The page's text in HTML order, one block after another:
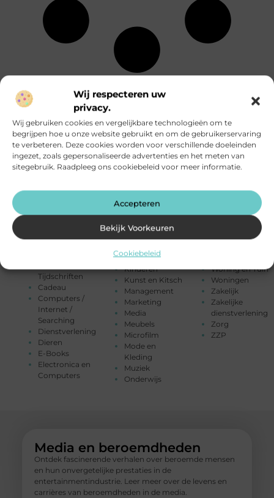
Wij respecteren uw
privacy.
Wij gebruiken cookies en vergelijkbare technologieën om te
begrijpen hoe u onze website gebruikt en om de gebruikerservaring
te verbeteren. Deze cookies worden voor verschillende doeleinden
ingezet, zoals gepersonaliseerde advertenties en het meten van
sitegebruik. Raadpleeg ons cookiebeleid voor meer informatie.
Accepteren
Bekijk Voorkeuren
Cookiebeleid
Alle
onderwerpen
Aanbiedingen
Afvalverwerking
Alarmsysteem
Attracties
Auto's en
Tijdschriften
Cadeau
Computers /
Internet /
Searching
Dienstverlening
Dieren
E-Books
Electronica en
Computers
Entertainment
Fotografie
Geschenken
Gezondheid
Groothandel
Hobby en vrije
Horeca
Huishoudelijk
Humor
Industrie
marketing
Kinderen
Kunst en Kitsch
Management
Marketing
Media
Meubels
Microfilm
Mode en
Kleding
Muziek
Onderwijs
Sport
Startpaginas
Telefonie
Testing
Toerisme
buitenleven
Vakantie
Woning en Tuin
Woningen
Zakelijk
Zakelijke
dienstverlening
Zorg
ZZP
Media en beroemdheden
Ontdek fascinerende verhalen over beroemde mensen
en hun onvergetelijke prestaties in de
entertainmentindustrie. Leer meer over de levens en
carrières van beroemdheden in de media.